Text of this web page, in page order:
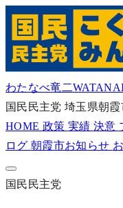
わたなべ竜二
国民民主党 埼玉県朝霞
HOME 政策 実績 決意
ログ 朝霞市お知らせ
国民民主党